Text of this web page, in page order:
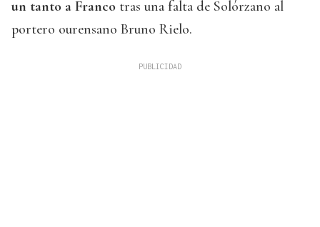
un tanto a Franco tras una falta de Solórzano al
portero ourensano Bruno Rielo.